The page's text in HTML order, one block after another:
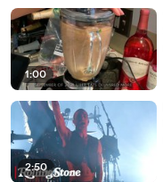
1:00
2:50